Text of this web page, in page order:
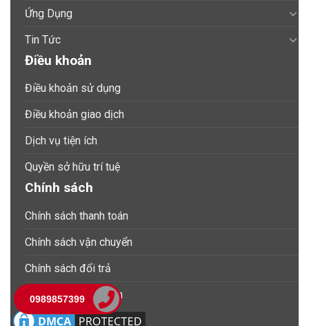
Ứng Dụng
Tin Tức
Điều khoản
Điều khoản sử dụng
Điều khoản giao dịch
Dịch vụ tiện ích
Quyền sở hữu trí tuệ
Chính sách
Chính sách thanh toán
Chính sách vận chuyển
Chính sách đổi trả
Chính sách bảo hành
0989857399